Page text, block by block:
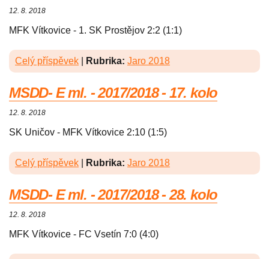
12. 8. 2018
MFK Vítkovice - 1. SK Prostějov 2:2 (1:1)
Celý příspěvek Rubrika: Jaro 2018
MSDD- E ml. - 2017/2018 - 17. kolo
12. 8. 2018
SK Uničov - MFK Vítkovice 2:10 (1:5)
Celý příspěvek Rubrika: Jaro 2018
MSDD- E ml. - 2017/2018 - 28. kolo
12. 8. 2018
MFK Vítkovice - FC Vsetín 7:0 (4:0)